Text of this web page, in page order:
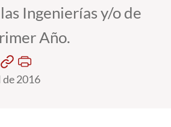
Ingenierías y/o de
Año.
2016